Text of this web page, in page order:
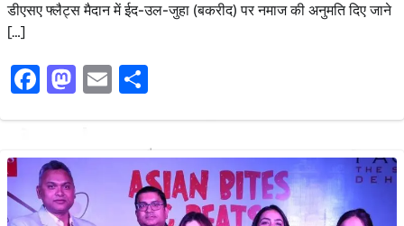
डीएसए फ्लैट्स मैदान में ईद-उल-जुहा (बकरीद) पर नमाज की अनुमति दिए जाने
[…]
Facebook
Mastodon
Email